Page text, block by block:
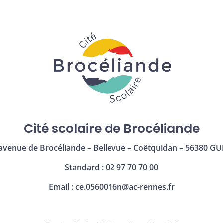
Cité scolaire de Brocéliande
de Brocéliande – Bellevue – Coëtquidan – 56380
Standard : 02 97 70 70 00
Email :ce.0560016n@ac-rennes.fr